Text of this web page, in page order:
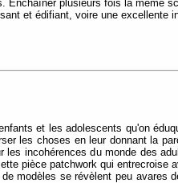
Enchaîner plusieurs fois la même
et édifiant, voire une excellente
et les adolescents qu'on
les choses en leur donnant la
les incohérences du monde des
pièce patchwork qui entrecroise
modèles se révèlent peu avares